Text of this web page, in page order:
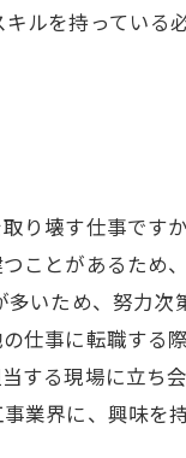
ルを持っている
壊す仕事です
ことがあるため
いため、努力
仕事に転職する
る現場に立ち
業界に、興味を